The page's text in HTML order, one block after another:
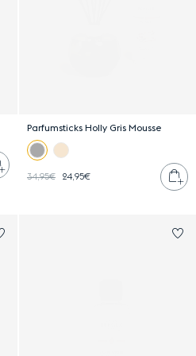
Plaats in winkelwagen
Parfumsticks Holly Gris Mousse
34,95€ 24,95€
Log in om Parfumsticks Holly